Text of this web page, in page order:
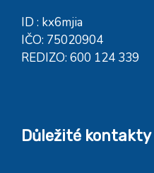
ID : kx6mjia
IČO: 75020904
REDIZO: 600 124 339
Důležité kontakty